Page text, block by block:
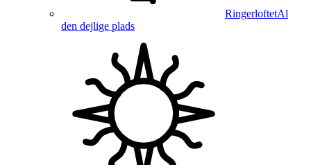
RingerloftetAl
den dejlige plads